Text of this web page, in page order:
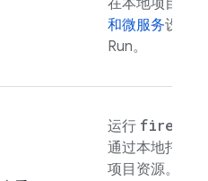
在本地项目目
和微服务设置
Run。
运行
通过本地托管
项目资源。